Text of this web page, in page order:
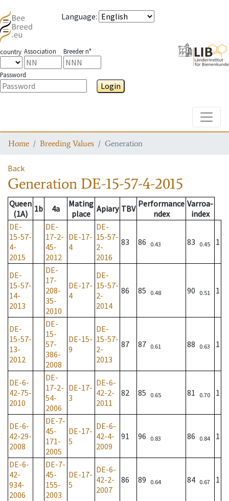
Language:
country Association Breeder n°
Password
Login
Home Breeding Values Generation
Back
Generation DE-15-57-4-2015
Queen
(1A)
1b 4a
Mating
place Apiary TBV Performance
ndex
Varroa-
index
DE-
15-57-
4-
2015
DE-
17-2-
45-
2012
DE-17-
4
DE-
15-57-
2-
2016
83 86 0.43 83 0.45 1
DE-
15-57-
14-
2013
DE-
17-
208-
35-
2010
DE-17-
4
DE-
15-57-
2-
2014
86 85 0.48 90 0.51 1
DE-
15-57-
13-
2012
DE-
15-
57-
386-
2008
DE-15-
9
DE-
15-57-
2-
2013
87 87 0.61 88 0.63 1
DE-6-
42-75-
2010
DE-
17-2-
54-
2006
DE-17-
3
DE-6-
42-2-
2011
82 85 0.65 81 0.70 1
DE-6-
42-29-
2008
DE-7-
45-
171-
2005
DE-17-
5
DE-6-
42-4-
2009
91 96 0.83 86 0.84 1
DE-6-
42-
934-
2006
DE-7-
45-
155-
2003
DE-17-
5
DE-6-
42-2-
2007
86 89 0.64 84 0.67 1